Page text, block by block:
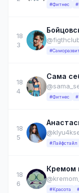
#Фитнес
18
3
18
4
Сама
#Фитнес
18
5
#Лайфстайл
18
6
Кремом
#Красота